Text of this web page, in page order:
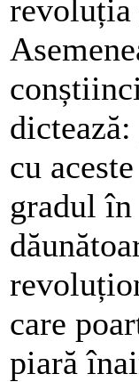
cu
gradul
care
piară